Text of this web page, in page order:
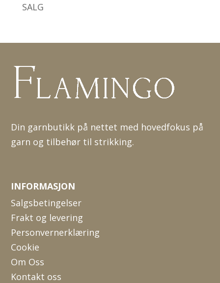
SALG
Din garnbutikk på nettet med hovedfokus på
garn og tilbehør til strikking.
INFORMASJON
Salgsbetingelser
Frakt og levering
Personvernerklæring
Cookie
Om Oss
Kontakt oss